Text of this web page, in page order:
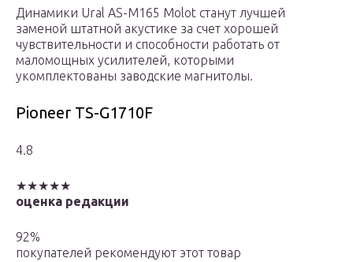
Динамики Ural AS-M165 Molot станут лучшей
заменой штатной акустике за счет хорошей
чувствительности и способности работать от
маломощных усилителей, которыми
укомплектованы заводские магнитолы.
Pioneer TS-G1710F
4.8
★★★★★
оценка редакции
92%
покупателей рекомендуют этот товар